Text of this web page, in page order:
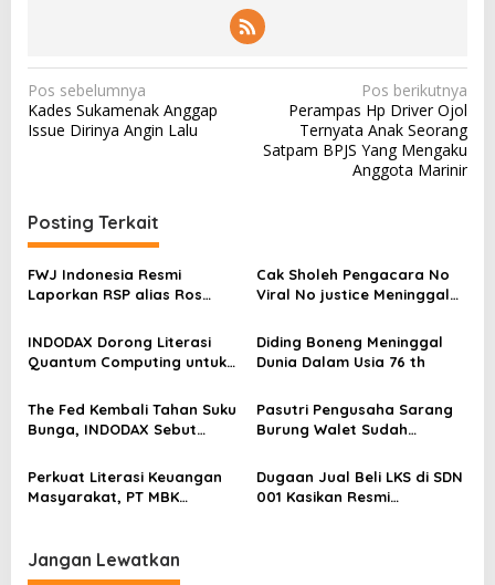
N
a
g
a
s
i
p
o
s
Pos sebelumnya
Kades Sukamenak Anggap
Issue Dirinya Angin Lalu
Pos berikutnya
Perampas Hp Driver Ojol
Ternyata Anak Seorang
Satpam BPJS Yang Mengaku
Anggota Marinir
Posting Terkait
FWJ Indonesia Resmi
Laporkan RSP alias Ros
Cak Sholeh Pengacara No
Viral No justice Meninggal
INDODAX Dorong Literasi
Quantum Computing untuk
Blockchain
Diding Boneng Meninggal
Dunia Dalam Usia 76 th
The Fed Kembali Tahan Suku
Bunga, INDODAX Sebut
Sentimen Pasar
Pasutri Pengusaha Sarang
Burung Walet Sudah
Pelapor Desak Polda Jambi
Segera Lakukan Penahanan
Perkuat Literasi Keuangan
Masyarakat, PT MBK
Dugaan Jual Beli LKS di SDN
001 Kasikan Resmi
Jangan Lewatkan